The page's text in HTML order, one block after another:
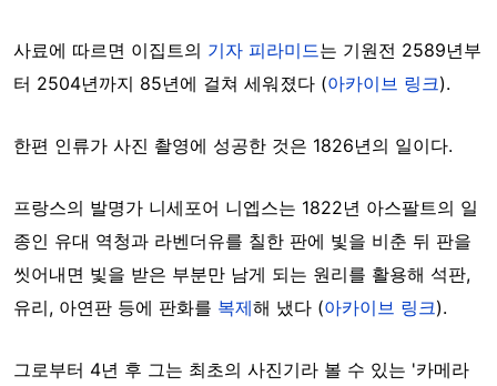
사료에 따르면 이집트의 기자 피라미드는 기원전 2589년부
터 2504년까지 85년에 걸쳐 세워졌다 (아카이브 링크).
한편 인류가 사진 촬영에 성공한 것은 1826년의 일이다.
프랑스의 발명가 니세포어 니엡스는 1822년 아스팔트의 일
종인 유대 역청과 라벤더유를 칠한 판에 빛을 비춘 뒤 판을
씻어내면 빛을 받은 부분만 남게 되는 원리를 활용해 석판,
유리, 아연판 등에 판화를 복제해 냈다 (아카이브 링크).
그로부터 4년 후 그는 최초의 사진기라 볼 수 있는 '카메라